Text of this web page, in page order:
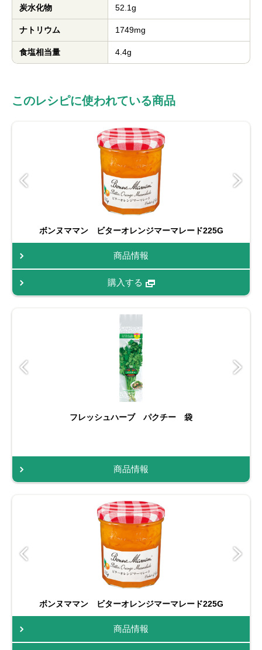
炭水化物 52.1g
ナトリウム 1749mg
食塩相当量 4.4g
このレシピに使われている商品
ボンヌママン ビターオレンジマーマレード225G
商品情報
購入する
フレッシュハーブ パクチー 袋
商品情報
ボンヌママン ビターオレンジマーマレード225G
商品情報